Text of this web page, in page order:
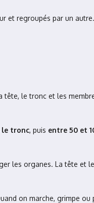
et regroupés par un
tête, le tronc et les
le tronc, puis entre 50 et
les organes. La tête et
on marche, grimpe ou